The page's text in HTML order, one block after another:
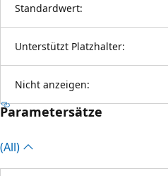
Standardwert:
Unterstützt Platzhalter:
Nicht anzeigen:
Parametersätze
(All)